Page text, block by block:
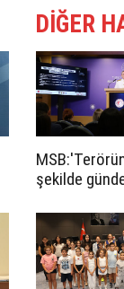
DİĞER
şekilde
Türkiye'nin
bölgemizin
güvenlik ve
önemli